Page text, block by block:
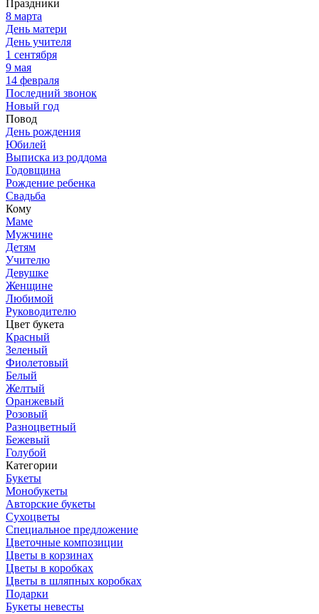
Праздники
8 марта
День матери
День учителя
1 сентября
9 мая
14 февраля
Последний звонок
Новый год
Повод
День рождения
Юбилей
Выписка из роддома
Годовщина
Рождение ребенка
Свадьба
Кому
Маме
Мужчине
Детям
Учителю
Девушке
Женщине
Любимой
Руководителю
Цвет букета
Красный
Зеленый
Фиолетовый
Белый
Желтый
Оранжевый
Розовый
Разноцветный
Бежевый
Голубой
Категории
Букеты
Монобукеты
Авторские букеты
Сухоцветы
Специальное предложение
Цветочные композиции
Цветы в корзинах
Цветы в коробках
Цветы в шляпных коробках
Подарки
Букеты невесты